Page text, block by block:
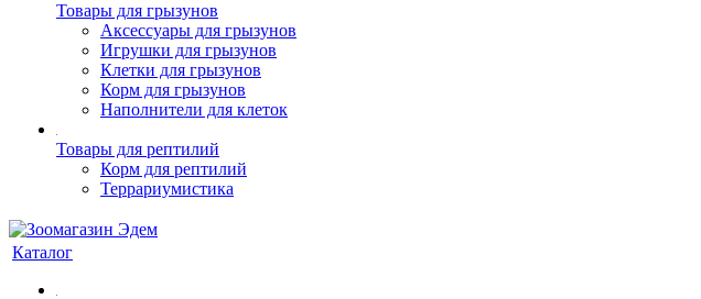
Товары для грызунов
Аксессуары для грызунов
Игрушки для грызунов
Клетки для грызунов
Корм для грызунов
Наполнители для клеток
Товары для рептилий
Корм для рептилий
Террариумистика
Каталог